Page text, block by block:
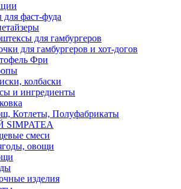
фаст-фуда
для гамбургеров
для гамбургеров и хот-догов
Фри
колбаски
и ингредиенты
Котлеты, Полуфабрикаты
SIMPATEA
смеси
овощи
изделия